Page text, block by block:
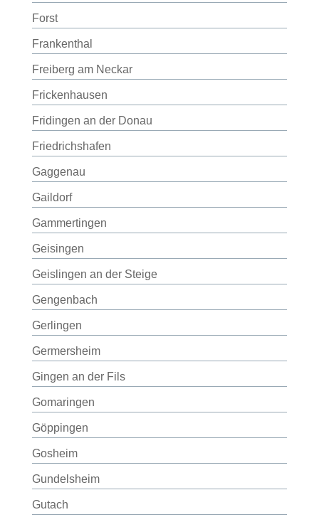
Forst
Frankenthal
Freiberg am Neckar
Frickenhausen
Fridingen an der Donau
Friedrichshafen
Gaggenau
Gaildorf
Gammertingen
Geisingen
Geislingen an der Steige
Gengenbach
Gerlingen
Germersheim
Gingen an der Fils
Gomaringen
Göppingen
Gosheim
Gundelsheim
Gutach